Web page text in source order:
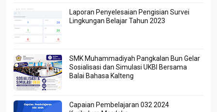
Laporan Penyelesaian Pengisian Survei
Lingkungan Belajar Tahun 2023
SMK Muhammadiyah Pangkalan Bun Gelar
Sosialisasi dan Simulasi UKBI Bersama
Balai Bahasa Kalteng
Capaian Pembelajaran 032 2024